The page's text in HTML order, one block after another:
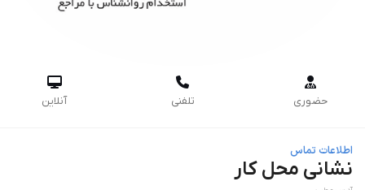

حضوری

تلفنی

آنلاین
اطلاعات تماس
نشانی محل کار